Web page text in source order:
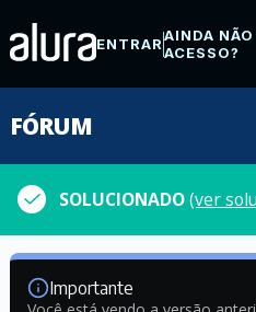
ENTRARAINDA
ACESSO?
FÓRUM
SOLUCIONADO(ver
Importante